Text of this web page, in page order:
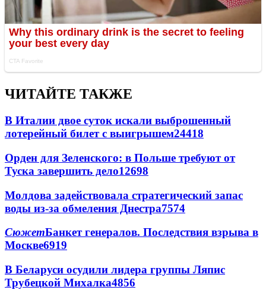
ЧИТАЙТЕ ТАКЖЕ
В Италии двое суток искали выброшенный
лотерейный билет с выигрышем24418
Орден для Зеленского: в Польше требуют от
Туска завершить дело12698
Молдова задействовала стратегический запас
воды из-за обмеления Днестра7574
СюжетБанкет генералов. Последствия взрыва в
Москве6919
В Беларуси осудили лидера группы Ляпис
Трубецкой Михалка4856